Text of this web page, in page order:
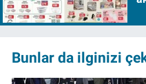
Bunlar da ilginizi